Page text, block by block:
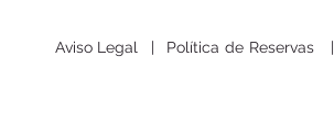
Aviso Legal | Política de Reservas |